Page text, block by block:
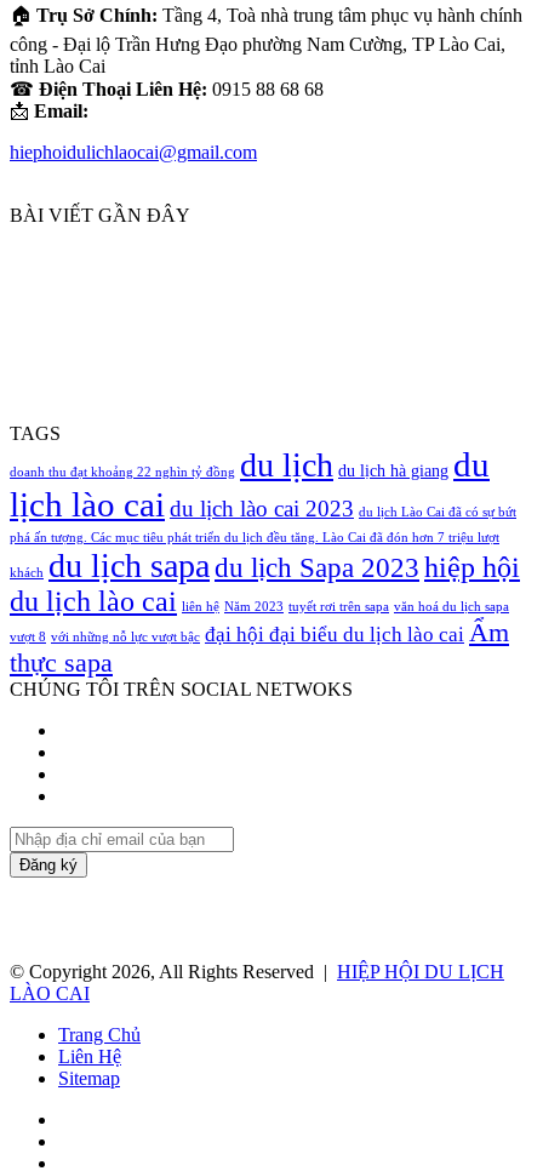
🏠 Trụ Sở Chính: Tầng 4, Toà nhà trung tâm phục vụ hành chính
công - Đại lộ Trần Hưng Đạo phường Nam Cường, TP Lào Cai,
tỉnh Lào Cai
☎ Điện Thoại Liên Hệ: 0915 88 68 68
📩 Email:
hiephoidulichlaocai@gmail.com
BÀI VIẾT GẦN ĐÂY
TAGS
doanh thu đạt khoảng 22 nghìn tỷ đồng du lịch du lịch hà giang du
lịch lào cai du lịch lào cai 2023 du lịch Lào Cai đã có sự bứt
phá ấn tượng. Các mục tiêu phát triển du lịch đều tăng. Lào Cai đã đón hơn 7 triệu lượt
khách du lịch sapa du lịch Sapa 2023 hiệp hội
du lịch lào cai liên hệ Năm 2023 tuyết rơi trên sapa văn hoá du lịch sapa
vượt 8 với những nỗ lực vượt bậc đại hội đại biểu du lịch lào cai Ẩm
thực sapa
CHÚNG TÔI TRÊN SOCIAL NETWOKS
Nhập
địa
chỉ
© Copyright 2026, All Rights Reserved | HIỆP HỘI DU LỊCH
LÀO CAI
Trang Chủ
Liên Hệ
Sitemap